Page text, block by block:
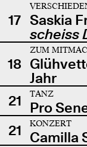
17 Saskia
scheiss
18
ZUM
Jahr
21
TANZ
Pro
21
KONZERT
Camilla